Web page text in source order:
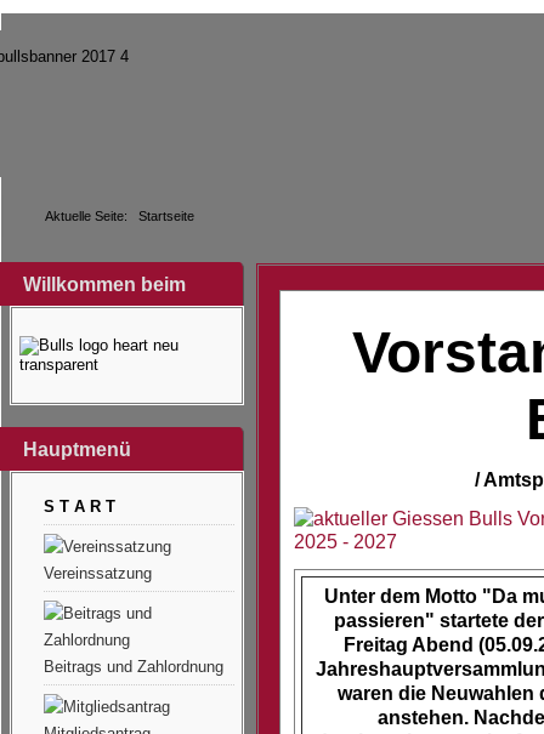
Aktuelle Seite: Startseite
Willkommen beim
Hauptmenü
S T A R T
Vereinssatzung
Beitrags und Zahlordnung
/
Unter dem Motto "Da
passieren" startete
Freitag Abend
waren die Neuwahlen
anstehen.